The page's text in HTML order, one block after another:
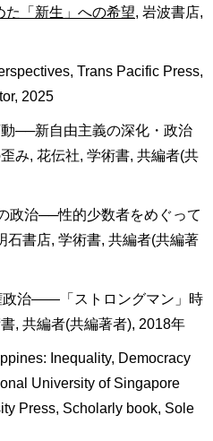
「新生」への希望, 岩波書店,
Trans Pacific Press,
2025
──新自由主義の深化・政治
み, 花伝社, 学術書, 共編者(共
政治──性的少数者をめぐって
石書店, 学術書, 共編者(共編著
政治――「ストロングマン」時
, 共編者(共編著者), 2018年
Inequality, Democracy
University of Singapore
Press, Scholarly book, Sole